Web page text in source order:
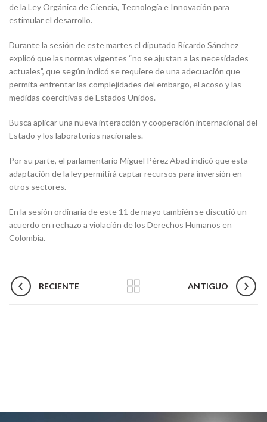
de la Ley Orgánica de Ciencia, Tecnología e Innovación para
estimular el desarrollo.
Durante la sesión de este martes el diputado Ricardo Sánchez
explicó que las normas vigentes “no se ajustan a las necesidades
actuales”, que según indicó se requiere de una adecuación que
permita enfrentar las complejidades del embargo, el acoso y las
medidas coercitivas de Estados Unidos.
Busca aplicar una nueva interacción y cooperación internacional del
Estado y los laboratorios nacionales.
Por su parte, el parlamentario Miguel Pérez Abad indicó que esta
adaptación de la ley permitirá captar recursos para inversión en
otros sectores.
En la sesión ordinaria de este 11 de mayo también se discutió un
acuerdo en rechazo a violación de los Derechos Humanos en
Colombia.
RECIENTE ANTIGUO